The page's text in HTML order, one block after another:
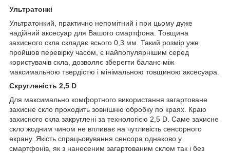
Ультратонкі
Ультратонкий, практично непомітний і при цьому дуже
надійний аксесуар для Вашого смартфона. Товщина
захисного скла складає всього 0,3 мм. Такий розмір уже
пройшов перевірку часом, є найпопулярнішим серед
користувачів скла, дозволяє зберегти баланс між
максимальною твердістю і мінімальною товщиною аксесуара.
Скругленість 2,5 D
Для максимально комфортного використання загартоване
захисне скло проходить зовнішню обробку по краях. Краю
захисного скла закруглені за технологією 2,5 D. Саме захисне
скло жодним чином не впливає на чутливість сенсорного
екрану. Якість спрацьовування сенсора однаково у
смартфонів, як з нанесеним загартованим склом так і без